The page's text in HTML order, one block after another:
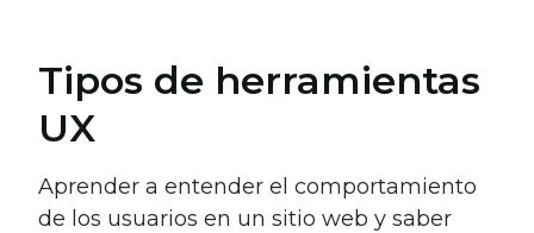
Tipos de herramientas
UX
Aprender a entender el comportamiento
de los usuarios en un sitio web y saber